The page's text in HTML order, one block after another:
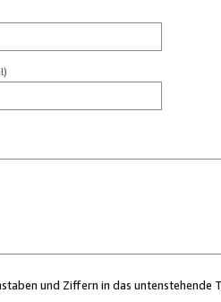
und Ziffern in das untenstehende